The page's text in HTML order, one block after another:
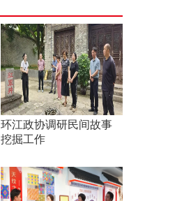
环江政协调研民间故事
挖掘工作